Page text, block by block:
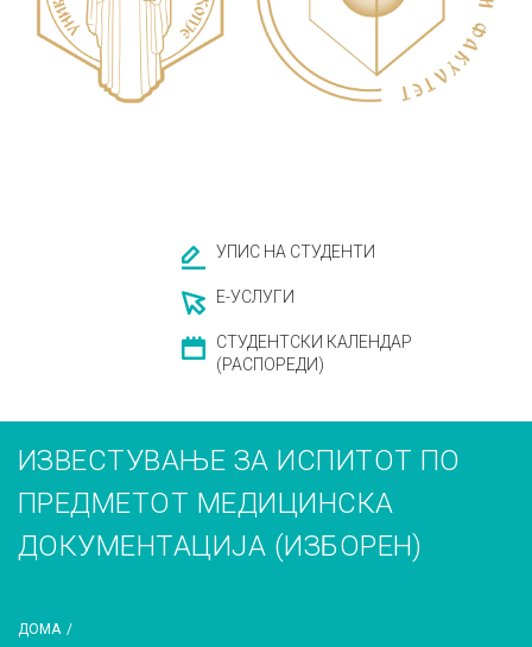
УПИС НА СТУДЕНТИ
Е-УСЛУГИ
СТУДЕНТСКИ КАЛЕНДАР
(РАСПОРЕДИ)
ИЗВЕСТУВАЊЕ ЗА ИСПИТОТ ПО
ПРЕДМЕТОТ МЕДИЦИНСКА
ДОКУМЕНТАЦИЈА (ИЗБОРЕН)
ДОМА /